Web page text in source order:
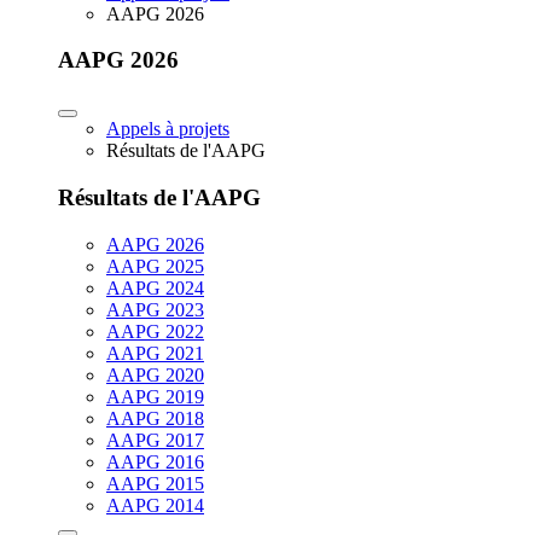
AAPG 2026
AAPG 2026
Appels à projets
Résultats de l'AAPG
Résultats de l'AAPG
AAPG 2026
AAPG 2025
AAPG 2024
AAPG 2023
AAPG 2022
AAPG 2021
AAPG 2020
AAPG 2019
AAPG 2018
AAPG 2017
AAPG 2016
AAPG 2015
AAPG 2014